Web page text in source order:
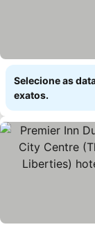
Selecione as
exatos.